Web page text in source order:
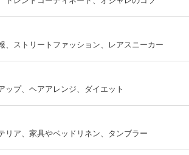
、ストリートファッション、レアスニーカー
ップ、ヘアアレンジ、ダイエット
リア、家具やベッドリネン、タンブラー